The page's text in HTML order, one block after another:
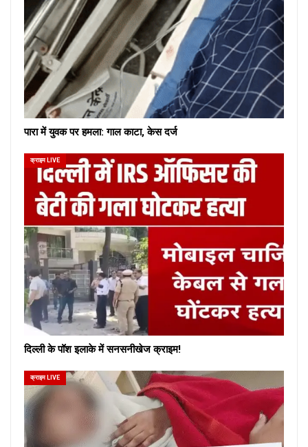
पारा में युवक पर हमला: गाल काटा, केस दर्ज
क्राइम LIVE
दिल्ली के पॉश इलाके में सनसनीखेज क्राइम!
क्राइम LIVE